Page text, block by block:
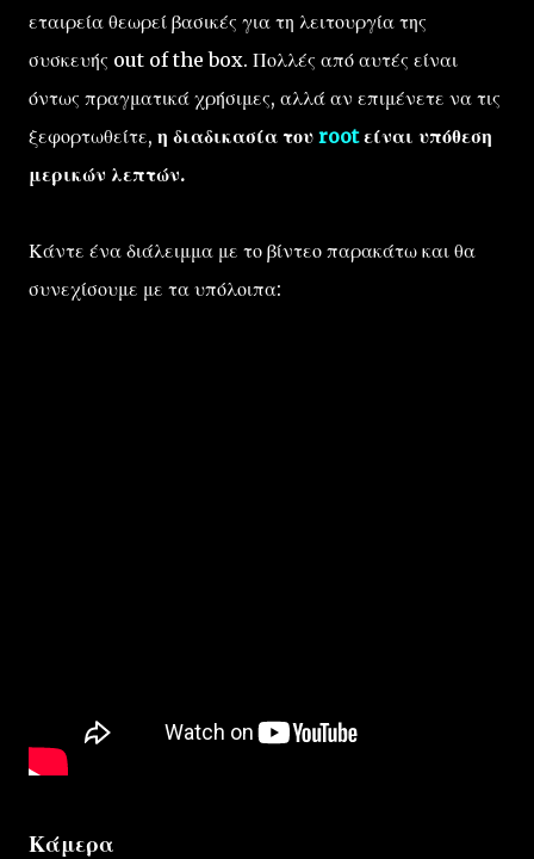
εταιρεία θεωρεί βασικές για τη λειτουργία της
συσκευής out of the box. Πολλές από αυτές είναι
όντως πραγματικά χρήσιμες, αλλά αν επιμένετε να τις
ξεφορτωθείτε, η διαδικασία του rootείναι υπόθεση
μερικών λεπτών.
Κάντε ένα διάλειμμα με το βίντεο παρακάτω και θα
συνεχίσουμε με τα υπόλοιπα:
Κάμερα